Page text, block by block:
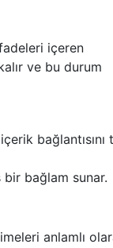
içeren
ve bu durum
bağlantısını
bağlam sunar.
anlamlı